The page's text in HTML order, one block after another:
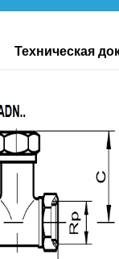
Техническая